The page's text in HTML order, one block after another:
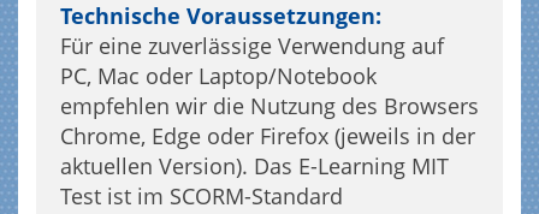
Technische Voraussetzungen:
Für eine zuverlässige Verwendung auf
PC, Mac oder Laptop/Notebook
empfehlen wir die Nutzung des Browsers
Chrome, Edge oder Firefox (jeweils in der
aktuellen Version). Das E-Learning MIT
Test ist im SCORM-Standard